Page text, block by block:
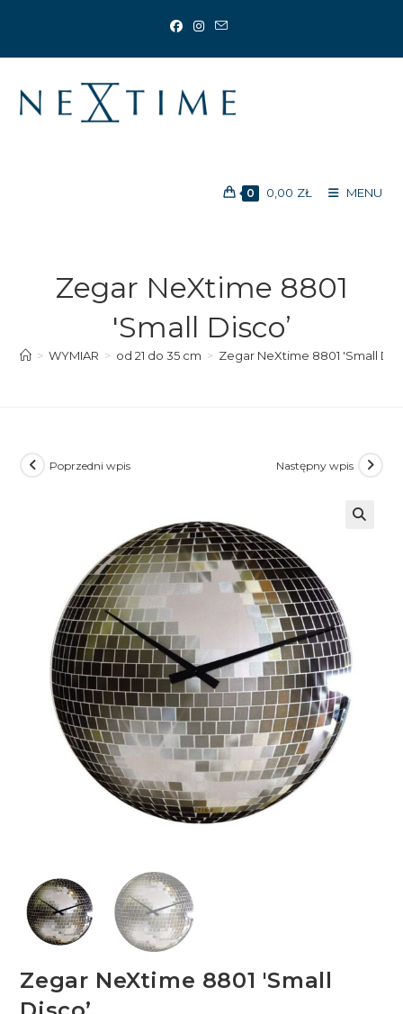
0 0,00 ZŁ MENU
Zegar NeXtime 8801
'Small Disco’
> WYMIAR > od 21 do 35 cm > Zegar NeXtime 8801 'Small
Poprzedni wpis Następny wpis
Zegar NeXtime 8801 'Small